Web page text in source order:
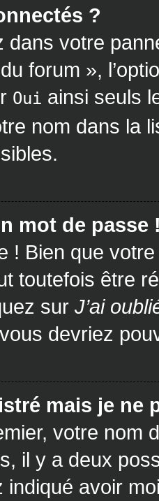
?
dans votre
forum »,
Oui ainsi seuls
nom dans la
mot de passe
! Bien que
toutefois être
sur J’ai
devriez
mais je ne
votre nom
il y a deux
avoir